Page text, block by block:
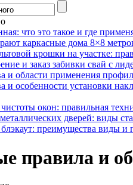
что это такое и где
каркасные дома 8×8
крошки на участке:
и заказ забивки свай с
и области применения
и особенности установки
окон: правильная
дверей: виды
преимущества виды и
правила и